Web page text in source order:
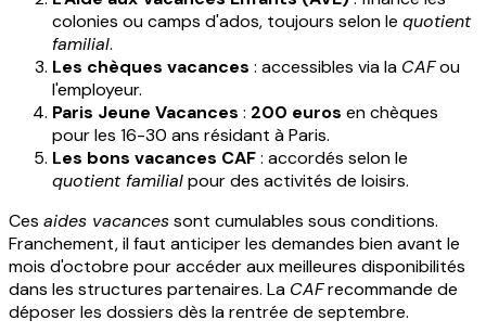
colonies ou camps d'ados, toujours selon le quotient
familial.
Les chèques vacances : accessibles via la CAFou
l'employeur.
Paris Jeune Vacances : 200 euros en chèques
pour les 16-30 ans résidant à Paris.
Les bons vacances CAF: accordés selon le
quotient familialpour des activités de loisirs.
Ces aides vacancessont cumulables sous conditions.
Franchement, il faut anticiper les demandes bien avant le
mois d'octobre pour accéder aux meilleures disponibilités
dans les structures partenaires. La CAFrecommande de
déposer les dossiers dès la rentrée de septembre.